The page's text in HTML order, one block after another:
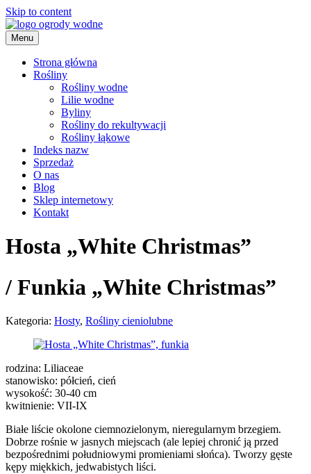
Skip to content
ogrody wodne
Menu
Strona główna
Rośliny
Rośliny wodne
Lilie wodne
Byliny
Rośliny do rekultywacji
Rośliny łąkowe
Indeks nazw
Sprzedaż
O nas
Blog
Sklep internetowy
Kontakt
Hosta „White Christmas”
/ Funkia „White Christmas”
Kategoria: Hosty, Rośliny cieniolubne
rodzina: Liliaceae
stanowisko: półcień, cień
wysokość: 30-40 cm
kwitnienie: VII-IX
Białe liście okolone ciemnozielonym, nieregularnym brzegiem.
Dobrze rośnie w jasnych miejscach (ale lepiej chronić ją przed
bezpośrednimi południowymi promieniami słońca). Tworzy gęste
kępy miękkich, jedwabistych liści.